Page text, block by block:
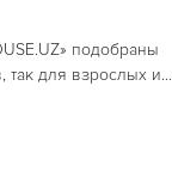
подобраны
так для взрослых и...